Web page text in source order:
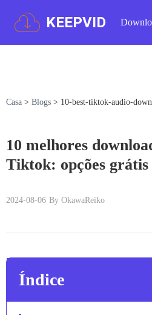
KEEPVID
Casa > Blogs > 10-best-tiktok-audio-
10 melhores
Tiktok: opções grátis
2024-08-06 By OkawaReiko
Índice